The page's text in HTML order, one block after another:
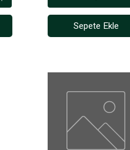
Sepete Ekle